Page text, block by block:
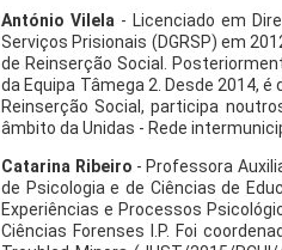
António Vilela - Licenciado em
Serviços Prisionais (DGRSP) em
de Reinserção Social.
da Equipa Tâmega 2. Desde 2014,
Reinserção Social, participa
âmbito da Unidas - Rede
Catarina Ribeiro - Professora
de Psicologia e de Ciências de
Experiências e Processos
Ciências Forenses I.P. Foi